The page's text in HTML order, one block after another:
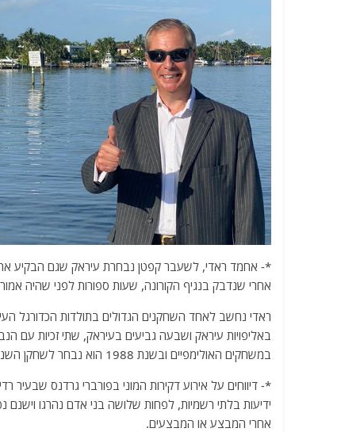
אחרי שנדבק בנגיף הקורונה, שעות ספורות לפני שהיה אמור
באליפויות עיראק ושבעה גביעים בעיראק, שתי זכיות עם
במשחקים האולימפיים ובשנת 1988 הוא נבחר לשחקן השנה באסיה.
ידיעות בלתי רשמיות, לפחות שלושה בני אדם נהרגו וישנם
אחרי המבצע או המבצעים.